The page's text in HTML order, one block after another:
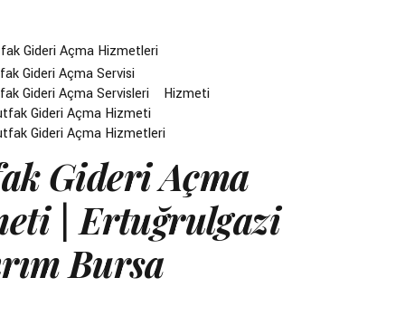
Gideri Açma Hizmetleri
Gideri Açma Servisi
Gideri Açma Servisleri
Hizmeti
Gideri Açma Hizmeti
Gideri Açma Hizmetleri
Gideri Açma
| Ertuğrulgazi
Bursa